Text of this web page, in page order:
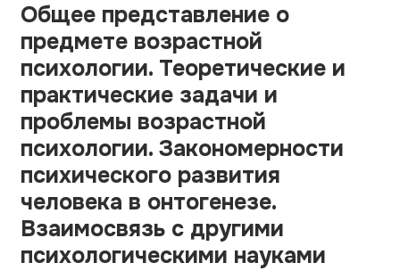
О компании
Наши гарантии
Порядок оплаты
Вопросы и ответы
Отзывы
Контакты
Общее представление о
предмете возрастной
психологии. Теоретические и
практические задачи и
проблемы возрастной
психологии. Закономерности
психического развития
человека в онтогенезе.
Взаимосвязь с другими
психологическими науками